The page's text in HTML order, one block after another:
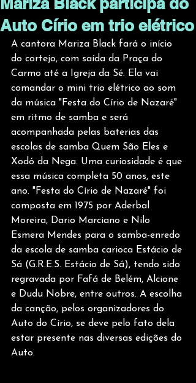
Auto Círio em trio elétrico
A cantora Mariza Black fará o início
do cortejo, com saída da Praça do
Carmo até a Igreja da Sé. Ela vai
comandar o mini trio elétrico ao som
da música "Festa do Círio de Nazaré"
em ritmo de samba e será
acompanhada pelas baterias das
escolas de samba Quem São Eles e
Xodó da Nega. Uma curiosidade é que
essa música completa 50 anos, este
ano. "Festa do Círio de Nazaré" foi
composta em 1975 por Aderbal
Moreira, Dario Marciano e Nilo
Esmera Mendes para o samba-enredo
da escola de samba carioca Estácio de
Sá (G.R.E.S. Estácio de Sá), tendo sido
regravada por Fafá de Belém, Alcione
e Dudu Nobre, entre outros. A escolha
da canção, pelos organizadores do
Auto do Círio, se deve pelo fato dela
estar presente nas diversas edições do
Auto.